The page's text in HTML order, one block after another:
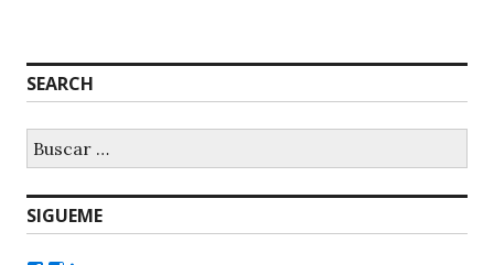
SEARCH
SIGUEME